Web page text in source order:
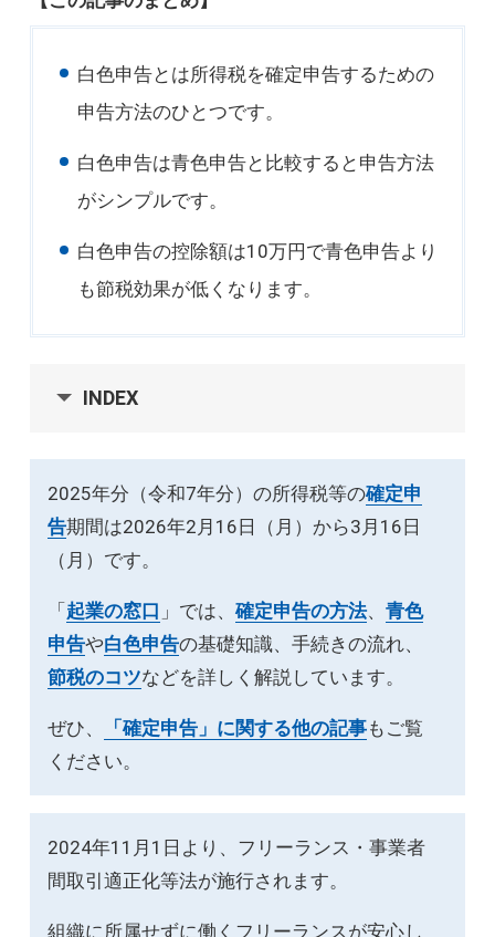
白色申告とは所得税を確定申告するための
申告方法のひとつです。
白色申告は青色申告と比較すると申告方法
がシンプルです。
白色申告の控除額は10万円で青色申告より
も節税効果が低くなります。
INDEX
2025年分（令和7年分）の所得税等の確定申
告期間は2026年2月16日（月）から3月16日
（月）です。
「起業の窓口 」では、 確定申告の方法、 青色
申告や白色申告の基礎知識、手続きの流れ、
節税のコツなどを詳しく解説しています。
ぜひ、 「確定申告」に関する他の記事もご覧
ください。
2024年11月1日より、フリーランス・事業者
間取引適正化等法が施行されます。
組織に所属せずに働くフリーランスが安心し